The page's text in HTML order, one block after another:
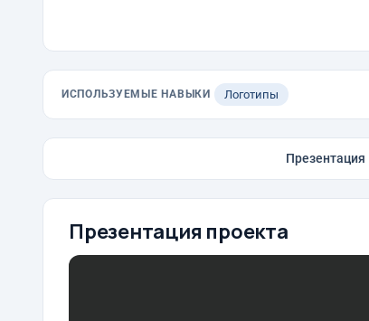
ИСПОЛЬЗУЕМЫЕ НАВЫКИ Логотипы
Презентация
Презентация проекта